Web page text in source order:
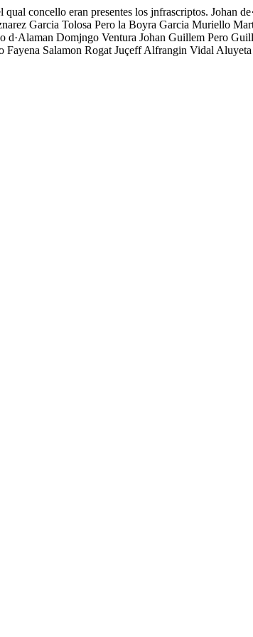
concello eran presentes los jnfrascriptos. Johan
Garcia Tolosa Pero la Boyra Garcia Muriello
Domjngo Ventura Johan Guillem Pero
Salamon Rogat Juçeff Alfrangin Vidal